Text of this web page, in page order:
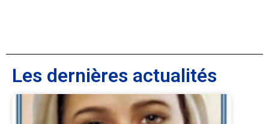
Les dernières actualités